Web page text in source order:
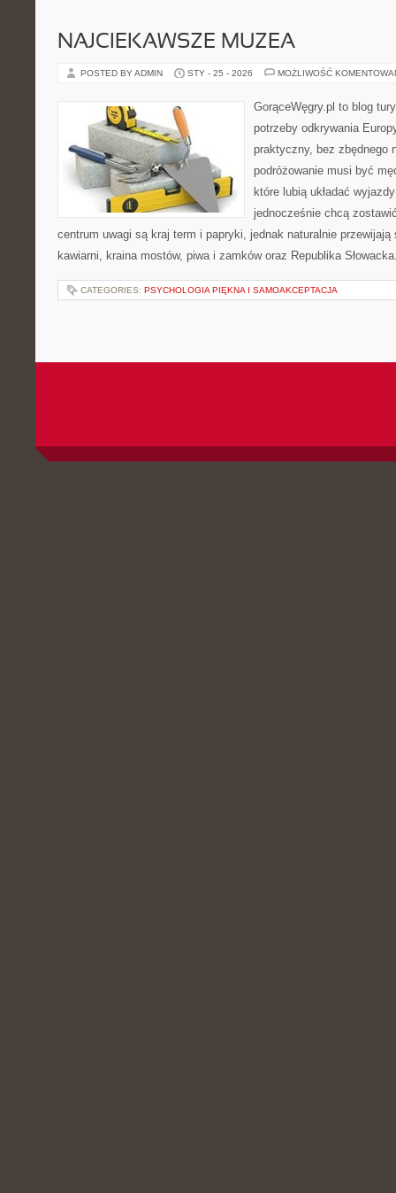
NAJCIEKAWSZE MUZEA
POSTED BY ADMIN STY - 25 - 2026 MOŻLIWOŚĆ
GorąceWęgry.pl to blog
potrzeby odkrywania
praktyczny, bez zbędnego
podróżowanie musi być
które lubią układać
jednocześnie chcą
centrum uwagi są kraj term i papryki, jednak naturalnie
kawiarni, kraina mostów, piwa i zamków oraz Republika
CATEGORIES: PSYCHOLOGIA PIĘKNA I SAMOAKCEPTACJA